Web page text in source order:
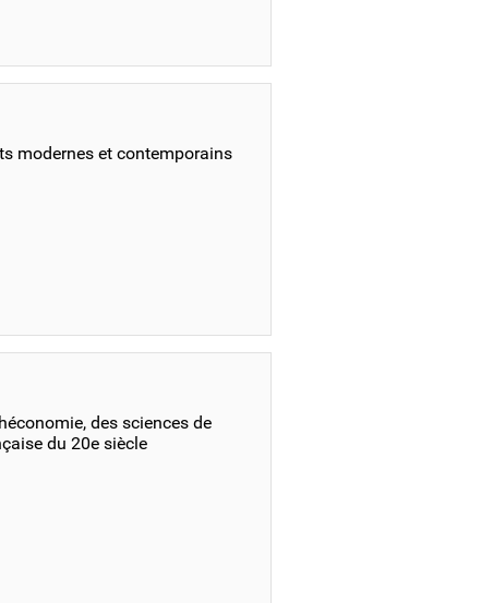
modernes et contemporains
des sciences de
du 20e siècle